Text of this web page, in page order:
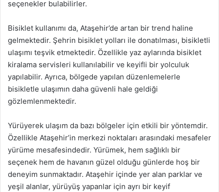
seçenekler bulabilirler.
Bisiklet kullanımı da, Ataşehir’de artan bir trend haline
gelmektedir. Şehrin bisiklet yolları ile donatılması, bisikletli
ulaşımı teşvik etmektedir. Özellikle yaz aylarında bisiklet
kiralama servisleri kullanılabilir ve keyifli bir yolculuk
yapılabilir. Ayrıca, bölgede yapılan düzenlemelerle
bisikletle ulaşımın daha güvenli hale geldiği
gözlemlenmektedir.
Yürüyerek ulaşım da bazı bölgeler için etkili bir yöntemdir.
Özellikle Ataşehir’in merkezi noktaları arasındaki mesafeler
yürüme mesafesindedir. Yürümek, hem sağlıklı bir
seçenek hem de havanın güzel olduğu günlerde hoş bir
deneyim sunmaktadır. Ataşehir içinde yer alan parklar ve
yeşil alanlar, yürüyüş yapanlar için ayrı bir keyif